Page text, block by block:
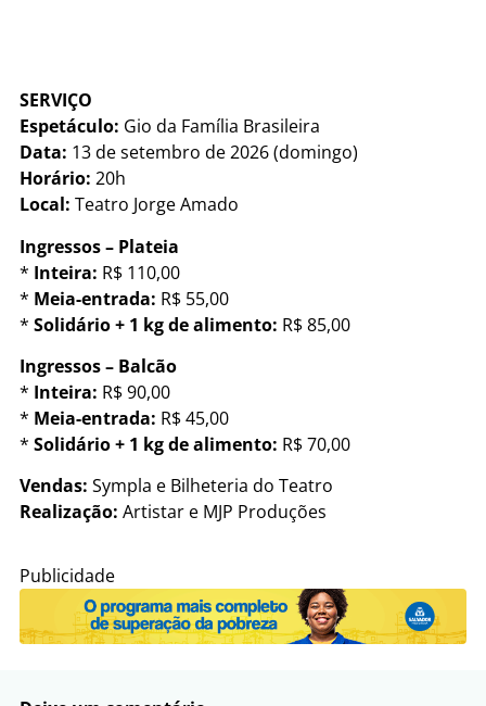
SERVIÇO
Espetáculo: Gio da Família Brasileira
Data: 13 de setembro de 2026 (domingo)
Horário: 20h
Local: Teatro Jorge Amado
Ingressos – Plateia
* Inteira: R$ 110,00
* Meia-entrada: R$ 55,00
* Solidário+ 1 kg de alimento: R$ 85,00
Ingressos – Balcão
* Inteira: R$ 90,00
* Meia-entrada: R$ 45,00
* Solidário + 1 kg de alimento: R$ 70,00
Vendas: Sympla e Bilheteria do Teatro
Realização: Artistar e MJP Produções
Publicidade